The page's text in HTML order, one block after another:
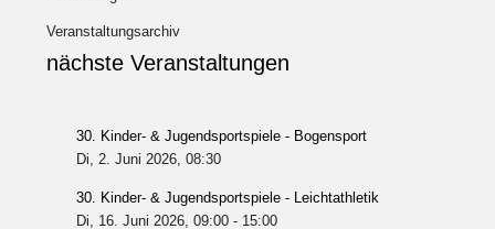
Veranstaltungsarchiv
nächste Veranstaltungen
30. Kinder- & Jugendsportspiele - Bogensport
Di, 2. Juni 2026, 08:30
30. Kinder- & Jugendsportspiele - Leichtathletik
Di, 16. Juni 2026, 09:00- 15:00